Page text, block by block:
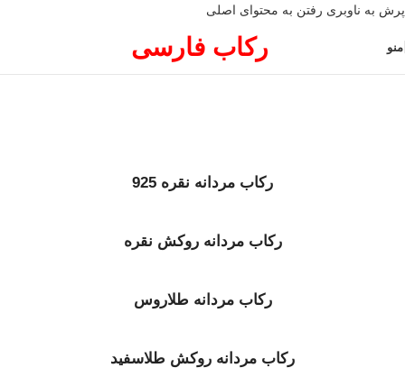
پرش به ناوبری رفتن به محتوای اصلی
منو رکاب فارسی
رکاب مردانه نقره 925
رکاب مردانه روکش نقره
رکاب مردانه طلاروس
رکاب مردانه روکش طلاسفید